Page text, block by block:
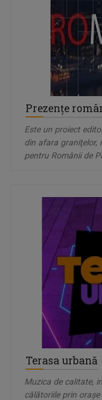
Prezenţe
Este un proiect
din afara graniţelor,
pentru Românii de
Terasa urbană
Muzica de calitate,
călătoriile prin